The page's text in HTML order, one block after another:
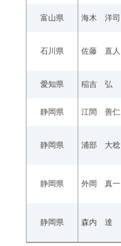
富山県 海木 洋司
石川県 佐藤 直人
愛知県 稲吉 弘
静岡県 江間 善仁
静岡県 浦部 大稔
静岡県 外岡 真一
静岡県 森内 達